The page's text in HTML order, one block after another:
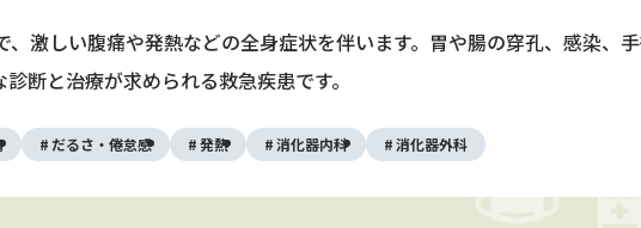
激しい腹痛や発熱などの全身症状を伴います。胃や腸の穿孔、感染、
断と治療が求められる救急疾患です。
だるさ・倦怠感 発熱 消化器内科 消化器外科